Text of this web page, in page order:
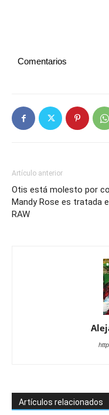
Comentarios
Artículo anterior
Otis está molesto por
Mandy Rose es tratada
RAW
Artículos relacionados